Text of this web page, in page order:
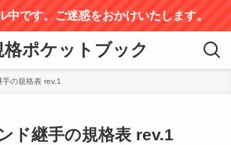
中です。ご迷惑をおかけいたします。
格ポケットブック
の規格表 rev.1
ド継手の規格表 rev.1